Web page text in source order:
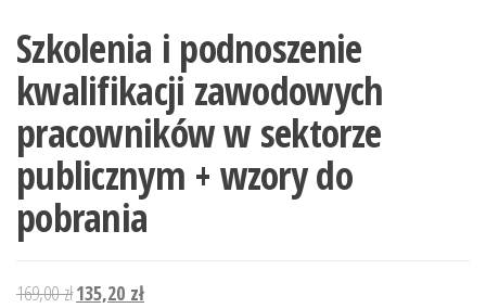
Szkolenia i podnoszenie
kwalifikacji zawodowych
pracowników w sektorze
publicznym + wzory do
pobrania
169,00złPierwotna
135,20 złAktualna